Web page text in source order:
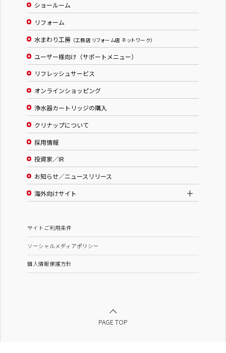
ショールーム
リフォーム
水まわり工房 （工務店 リフォーム店 ネットワーク）
ユーザー様向け（サポートメニュー）
リフレッシュサービス
オンラインショッピング
浄水器カートリッジの購入
クリナップについて
採用情報
投資家／IR
お知らせ／ニュースリリース
海外向けサイト
サイトご利用条件
ソーシャルメディアポリシー
個人情報保護方針
PAGE TOP